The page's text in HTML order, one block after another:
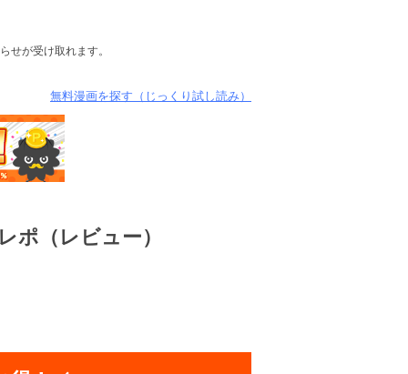
せが受け取れます。
無料漫画を探す（じっくり試し読み）
ポ（レビュー）